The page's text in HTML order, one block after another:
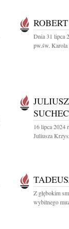
Dnia 31 lipca
pw.św. Karola
16 lipca 2024
Juliusza
Z głębokim
wybitnego